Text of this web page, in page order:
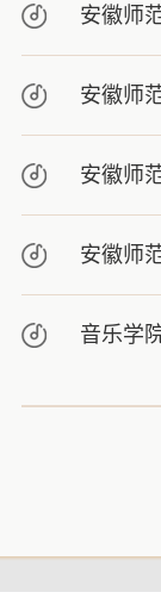
安徽师
安徽师
安徽师
安徽师
音乐学